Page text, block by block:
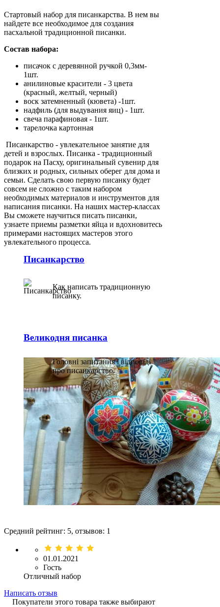
Стартовый набор для писанкарства. В нем вы
найдете все необходимое для создания
пасхальной традиционной писанки.
Состав набора:
писачок с деревянной ручкой 0,3мм-
1шт.
анилиновые красители - 3 цвета
(красный, желтый, черный)
воск затемненный (кювета) -1шт.
надфиль (для выдувания яиц) - 1шт.
свеча парафиновая - 1шт.
тарелочка картонная
Писанкарство - увлекательное занятие для
детей и взрослых. Писанка - традиционный
подарок на Пасху, оригинальный сувенир для
близких и родных, сильных оберег для дома и
семьи. Сделать свою первую писанку будет
совсем не сложно с таким набором
необходимых материалов и инструментов для
написания писанки. На наших мастер-классах
Вы сможете научиться писать писанки,
узнаете приемы разметки яйца и вдохновитесь
примерами настоящих мастеров этого
увлекательного процесса.
Писанкарство
Как написать традиционную
писанку.
Великодня писанка
Головні запитання і відповіді
про писанкарство.
Средний рейтинг: 5, отзывов: 1
01.01.2021
Гость
Отличный набор
Написать отзыв
Покупатели этого товара также выбирают